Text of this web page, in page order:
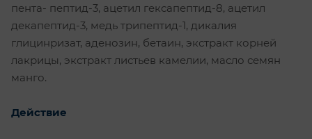
пента- пептид-3, ацетил гексапептид-8, ацетил
декапептид-3, медь трипептид-1, дикалия
глицинризат, аденозин, бетаин, экстракт корней
лакрицы, экстракт листьев камелии, масло семян
манго.
Действие